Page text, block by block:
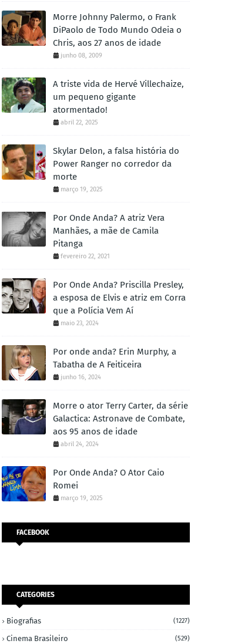
Morre Johnny Palermo, o Frank
DiPaolo de Todo Mundo Odeia o
Chris, aos 27 anos de idade
junho 08, 2009
A triste vida de Hervé Villechaize,
um pequeno gigante
atormentado!
abril 22, 2025
Skylar Delon, a falsa história do
Power Ranger no corredor da
morte
março 19, 2025
Por Onde Anda? A atriz Vera
Manhães, a mãe de Camila
Pitanga
fevereiro 22, 2021
Por Onde Anda? Priscilla Presley,
a esposa de Elvis e atriz em Corra
que a Polícia Vem Aí
maio 23, 2024
Por onde anda? Erin Murphy, a
Tabatha de A Feiticeira
junho 16, 2024
Morre o ator Terry Carter, da série
Galactica: Astronave de Combate,
aos 95 anos de idade
abril 24, 2024
Por Onde Anda? O Ator Caio
Romei
março 19, 2025
FACEBOOK
CATEGORIES
Biografias (1227)
Cinema Brasileiro (529)